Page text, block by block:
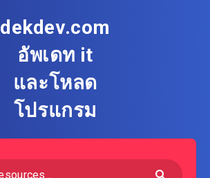
dekdev.com
อัพเดท it
และโหลด
โปรแกรม